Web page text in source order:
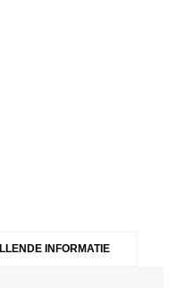
INFORMATIE